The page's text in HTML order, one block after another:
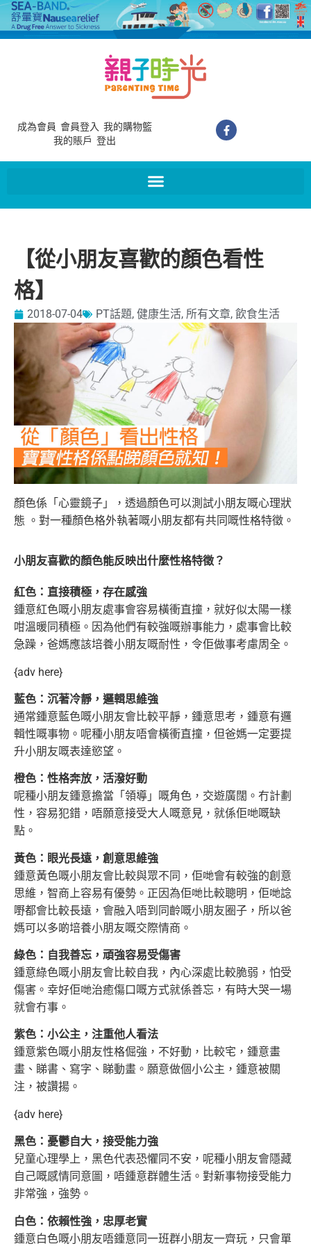
成為會員 會員登入 我的購物籃
我的賬戶 登出
【從小朋友喜歡的顏色看性
格】
2018-07-04 PT話題, 健康生活, 所有文章, 飲食生活
顏色係「心靈鏡子」，透過顏色可以測試小朋友嘅心理狀
態 。對一種顏色格外執著嘅小朋友都有共同嘅性格特徵。
小朋友喜歡的顏色能反映出什麼性格特徵？
紅色：直接積極，存在感強
鍾意紅色嘅小朋友處事會容易橫衝直撞，就好似太陽一樣
咁溫暖同積極。因為他們有較強嘅辦事能力，處事會比較
急躁，爸媽應該培養小朋友嘅耐性， 令佢做事考慮周全。
{adv here}
藍色：沉著冷靜，邏輯思維強
通常鍾意藍色嘅小朋友會比較平靜，鍾意思考，鍾意有邏
輯性嘅事物。呢種小朋友唔會橫衝直撞，但爸媽一定要提
升小朋友嘅表達慾望。
橙色：性格奔放，活潑好動
呢種小朋友鍾意擔當「領導」嘅角色，交遊廣闊。冇計劃
性，容易犯錯，唔願意接受大人嘅意見，就係佢哋嘅缺
點。
黃色：眼光長遠，創意思維強
鍾意黃色嘅小朋友會比較與眾不同，佢哋會有較強的創意
思維，智商上容易有優勢。正因為佢哋比較聰明，佢哋諗
嘢都會比較長遠，會融入唔到同齡嘅小朋友圈子，所以爸
媽可以多啲培養小朋友嘅交際情商。
綠色：自我善忘，頑強容易受傷害
鍾意綠色嘅小朋友會比較自我，內心深處比較脆弱，怕受
傷害。幸好佢哋治癒傷口嘅方式就係善忘，有時大哭一場
就會冇事。
紫色：小公主，注重他人看法
鍾意紫色嘅小朋友性格倔強，不好動，比較宅，鍾意畫
畫、睇書、寫字、睇動畫。願意做個小公主，鍾意被關
注，被讚揚。
{adv here}
黑色：憂鬱自大，接受能力強
兒童心理學上，黑色代表恐懼同不安，呢種小朋友會隱藏
自己嘅感情同意圖，唔鍾意群體生活。對新事物接受能力
非常強，強勢。
白色：依賴性強，忠厚老實
鍾意白色嘅小朋友唔鍾意同一班群小朋友一齊玩，只會單